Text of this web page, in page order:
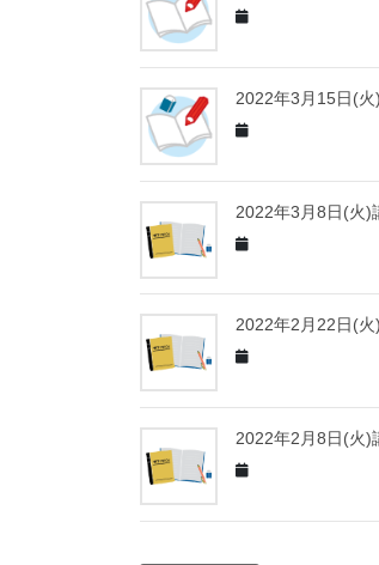
2022年3月15日(
2022年3月8日(火)
2022年2月22日(
2022年2月8日(火)